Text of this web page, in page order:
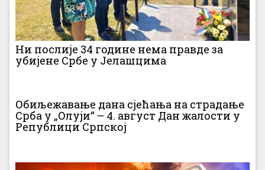
Ни послије 34 године нема правде за
убијене Србе у Јелашцима
Обиљежавање дана сјећања на страдање
Срба у „Олуји“ – 4. август Дан жалости у
Републици Српској